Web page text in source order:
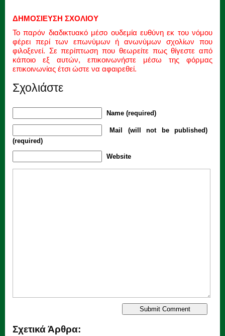
ΔΗΜΟΣΙΕΥΣΗ ΣΧΟΛΙΟΥ
Το παρόν διαδικτυακό μέσο ουδεμία ευθύνη εκ του νόμου
φέρει περί των επωνύμων ή ανωνύμων σχολίων που
φιλοξενεί. Σε περίπτωση που θεωρείτε πως θίγεστε από
κάποιο εξ αυτών, επικοινωνήστε μέσω της φόρμας
επικοινωνίας έτσι ώστε να αφαιρεθεί.
Σχολιάστε
Name (required)
Mail (will not be published)
(required)
Website
Σχετικά Άρθρα: